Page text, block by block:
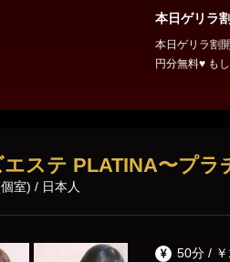
本日ゲリラ
本日ゲリラ割開催中♥ 90分以上のコース対象 極
円分無料♥ もしく
ステ PLATINA〜プラ
室) / 日本人
50分 /